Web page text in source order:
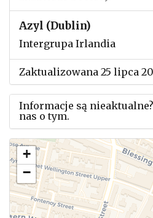
Azyl (Dublin)
Intergrupa Irlandia
Zaktualizowana 25 lipca
Informacje są
nas o tym.
Użyj tego formularza aby
zmianach w powyższym
+
−